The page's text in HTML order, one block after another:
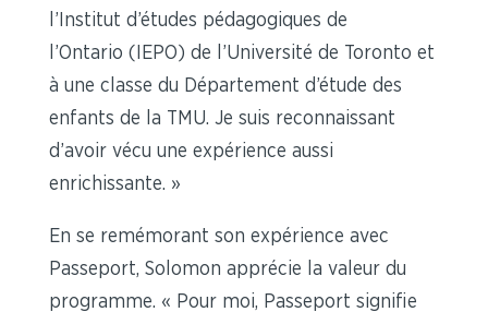
l’Institut d’études pédagogiques de
l’Ontario (IEPO) de l’Université de Toronto et
à une classe du Département d’étude des
enfants de la TMU. Je suis reconnaissant
d’avoir vécu une expérience aussi
enrichissante. »
En se remémorant son expérience avec
Passeport, Solomon apprécie la valeur du
programme. « Pour moi, Passeport signifie